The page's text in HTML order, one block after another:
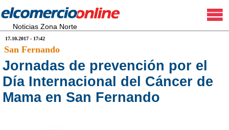
Noticias Zona Norte
17.10.2017 - 17:42
San Fernando
Jornadas de prevención por el
Día Internacional del Cáncer de
Mama en San Fernando